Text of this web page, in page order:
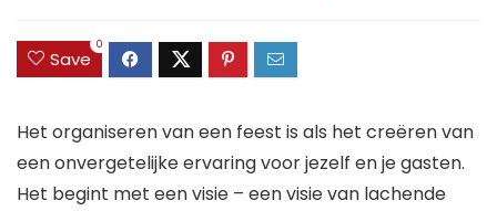
Save
0
Het organiseren van een feest is als het creëren van
een onvergetelijke ervaring voor jezelf en je gasten.
Het begint met een visie – een visie van lachende